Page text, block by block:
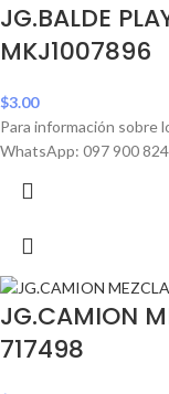
JG.BALDE
MKJ1007896
$3.00
Para información sobre
WhatsApp: 097 900
JG.CAMION
717498